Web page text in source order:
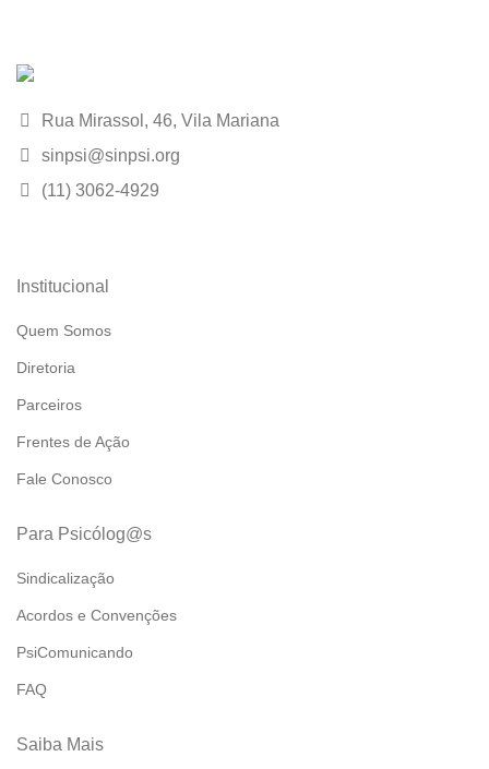
Rua Mirassol, 46, Vila Mariana
sinpsi@sinpsi.org
(11) 3062-4929
Institucional
Quem Somos
Diretoria
Parceiros
Frentes de Ação
Fale Conosco
Para Psicólog@s
Sindicalização
Acordos e Convenções
PsiComunicando
FAQ
Saiba Mais